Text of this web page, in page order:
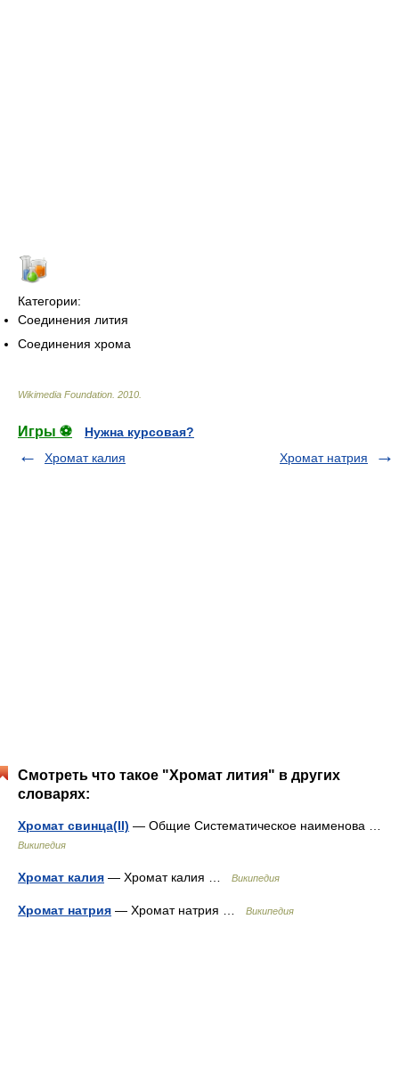
Категории:
Соединения лития
Соединения хрома
Wikimedia Foundation 2010
Игры ⚽
Нужна курсовая?
Хромат калия
Хромат натрия
Смотреть что такое "Хромат лития" в других
словарях:
Хромат свинца(II) — Общие Систематическое наименова …
Википедия
Хромат калия — Хромат калия … Википедия
Хромат натрия — Хромат натрия … Википедия